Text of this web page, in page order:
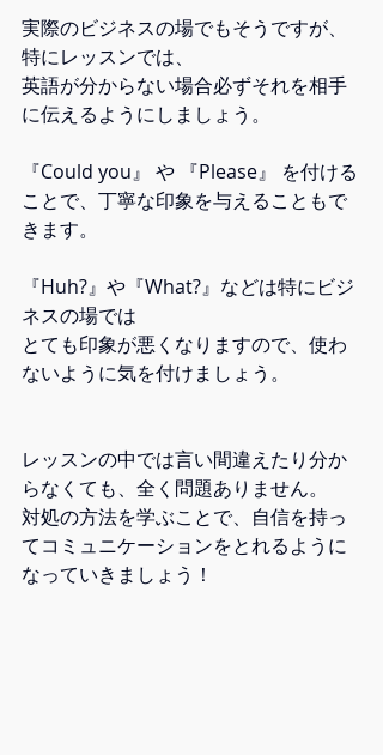
実際のビジネスの場でもそうですが、
特にレッスンでは、
英語が分からない場合必ずそれを相手
に伝えるようにしましょう。
『Could you』 や 『Please』 を付ける
ことで、丁寧な印象を与えることもで
きます。
『Huh?』や『What?』などは特にビジ
ネスの場では
とても印象が悪くなりますので、使わ
ないように気を付けましょう。
レッスンの中では言い間違えたり分か
らなくても、全く問題ありません。
対処の方法を学ぶことで、自信を持っ
てコミュニケーションをとれるように
なっていきましょう！